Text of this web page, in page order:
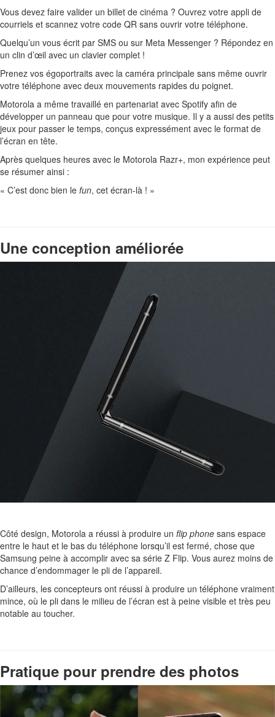
Vous devez faire valider un billet de cinéma ? Ouvrez votre appli de
courriels et scannez votre code QR sans ouvrir votre téléphone.
Quelqu’un vous écrit par SMS ou sur Meta Messenger ? Répondez en
un clin d’œil avec un clavier complet !
Prenez vos égoportraits avec la caméra principale sans même ouvrir
votre téléphone avec deux mouvements rapides du poignet.
Motorola a même travaillé en partenariat avec Spotify afin de
développer un panneau que pour votre musique. Il y a aussi des petits
jeux pour passer le temps, conçus expressément avec le format de
l’écran en tête.
Après quelques heures avec le Motorola Razr+, mon expérience peut
se résumer ainsi :
« C’est donc bien le fun, cet écran-là ! »
Une conception améliorée
Côté design, Motorola a réussi à produire un flip phone sans espace
entre le haut et le bas du téléphone lorsqu’il est fermé, chose que
Samsung peine à accomplir avec sa série Z Flip. Vous aurez moins de
chance d’endommager le pli de l’appareil.
D’ailleurs, les concepteurs ont réussi à produire un téléphone vraiment
mince, où le pli dans le milieu de l’écran est à peine visible et très peu
notable au toucher.
Pratique pour prendre des photos